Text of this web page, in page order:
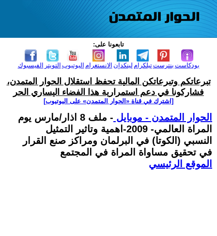
تابعونا على:
الفيسبوك التويتر اليوتيوب الانستغرام لينكدإن تيلكرامبنترست بودكاست
تبرعاتكم وتبرعاتكن المالية تحفظ استقلال الحوار المتمدن،
فشاركونا في دعم استمرارية هذا الفضاء اليساري الحر
[اشترك في قناة ‫«الحوار المتمدن» على اليوتيوب]
الحوار المتمدن - موبايل
- ملف 8 اذار/مارس يوم
المراة العالمي- 2009-اهمية وتاثير التمثيل
النسبي (الكوتا) في البرلمان ومراكز صنع القرار
في تحقيق مساواة المراة في المجتمع
الموقع الرئيسي